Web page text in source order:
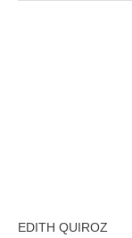
EDITH QUIROZ